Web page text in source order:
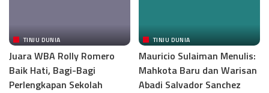
TINJU DUNIA
Juara WBA Rolly Romero
Baik Hati, Bagi-Bagi
Perlengkapan Sekolah
TINJU DUNIA
Mauricio Sulaiman Menulis:
Mahkota Baru dan Warisan
Abadi Salvador Sanchez